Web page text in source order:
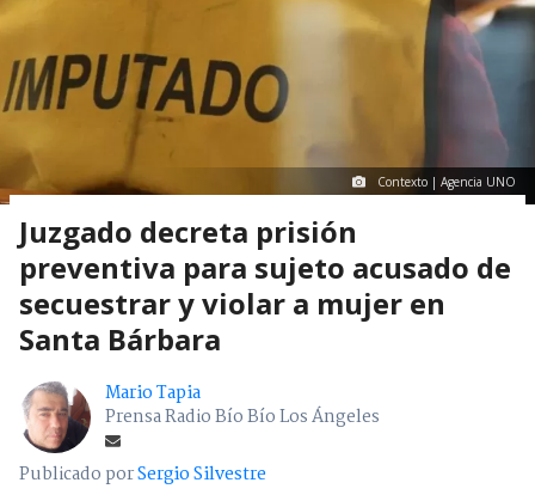
Contexto | Agencia UNO
Juzgado decreta prisión
preventiva para sujeto acusado de
secuestrar y violar a mujer en
Santa Bárbara
Mario Tapia
Prensa Radio Bío Bío Los Ángeles
Publicado porSergio Silvestre